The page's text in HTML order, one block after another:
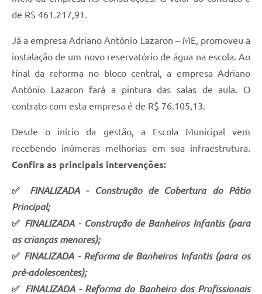
de R$ 461.217,91.
Já a empresa Adriano Antônio Lazaron – ME, promoveu a
instalação de um novo reservatório de água na escola. Ao
final da reforma no bloco central, a empresa Adriano
Antônio Lazaron fará a pintura das salas de aula. O
contrato com esta empresa é de R$ 76.105,13.
Desde o início da gestão, a Escola Municipal vem
recebendo inúmeras melhorias em sua infraestrutura.
Confira as principais intervenções:
✅
FINALIZADA - Construção de Cobertura do Pátio
Principal;
✅ FINALIZADA - Construção de Banheiros Infantis (para
as crianças menores);
✅ FINALIZADA - Reforma de Banheiros Infantis (para os
pré-adolescentes);
✅ FINALIZADA - Reforma do Banheiro dos Profissionais